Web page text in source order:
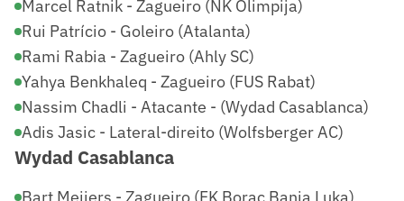
Marcel Ratnik - Zagueiro (NK Olimpija)
Rui Patrício - Goleiro (Atalanta)
Rami Rabia - Zagueiro (Ahly SC)
Yahya Benkhaleq - Zagueiro (FUS Rabat)
Nassim Chadli - Atacante - (Wydad Casablanca)
Adis Jasic - Lateral-direito (Wolfsberger AC)
Wydad Casablanca